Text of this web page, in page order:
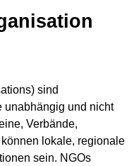
sind
unabhängig und nicht
Verbände,
lokale, regionale
sein. NGOs